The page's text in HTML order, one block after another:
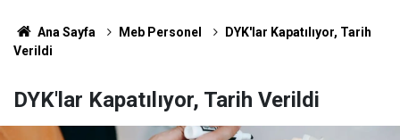
Ana Sayfa Meb Personel
DYK'lar Kapatılıyor, Tarih
Verildi
DYK'lar Kapatılıyor, Tarih Verildi